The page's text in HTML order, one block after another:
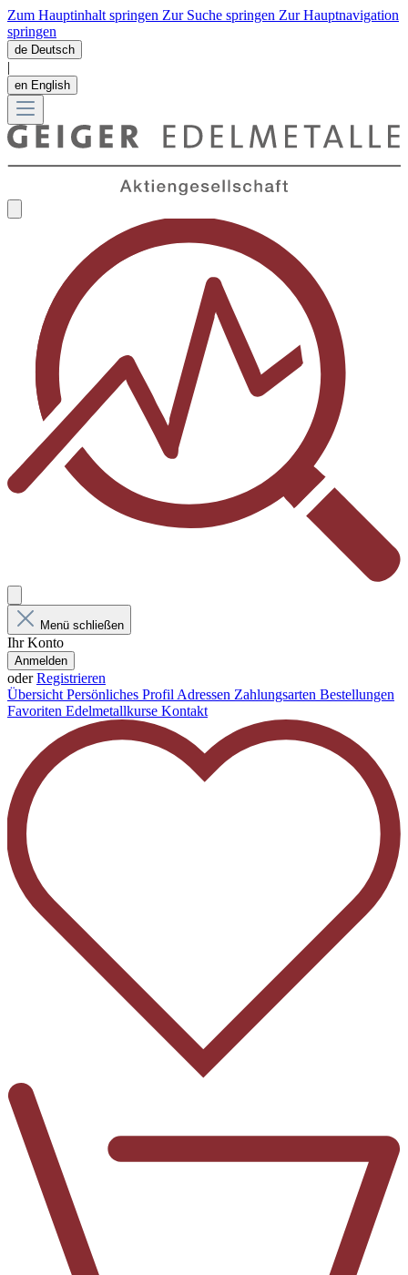
Zum Hauptinhalt springen Zur Suche springen Zur Hauptnavigation
springen
de Deutsch
|
en English
Menü schließen
Ihr Konto
Anmelden
oderRegistrieren
ÜbersichtPersönliches ProfilAdressen Zahlungsarten Bestellungen
Favoriten Edelmetallkurse Kontakt